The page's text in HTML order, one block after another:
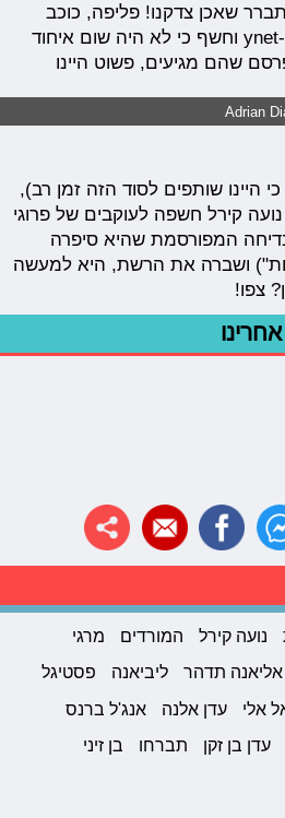
שאכן צדקנו! פליפה, כוכב
הסדרה, התראיין על כך ב-ynet וחשף כי לא היה שום איחוד
שהם מגיעים, פשוט היינו
היינו שותפים לסוד הזה זמן רב),
קירל חשפה לעוקבים של פרוגי
המפורסמת שהיא סיפרה
ושברה את הרשת, היא למעשה
צפו!
נועה קירל המורדים
מרגי
אליאנה תדהר ליביאנה
פסטיגל
אלי עדן אלנה
אנג'ל ברנס
עדן בן זקן תברחו
בן זיני